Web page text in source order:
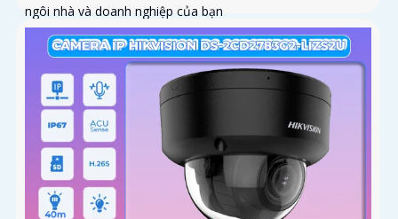
ngôi nhà và doanh nghiệp của bạn